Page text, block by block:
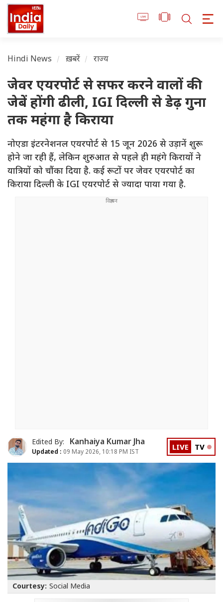
Hindi News ख़बरें राज्य
जेवर एयरपोर्ट से सफर करने वालों की
जेबें होंगी ढीली, IGI दिल्ली से डेढ़ गुना
तक महंगा है किराया
नोएडा इंटरनेशनल एयरपोर्ट से 15 जून 2026 से उड़ानें शुरू
होने जा रही हैं, लेकिन शुरुआत से पहले ही महंगे किरायों ने
यात्रियों को चौंका दिया है. कई रूटों पर जेवर एयरपोर्ट का
किराया दिल्ली के IGI एयरपोर्ट से ज्यादा पाया गया है.
Edited By: Kanhaiya Kumar Jha
Updated : 09 May 2026, 10:18 PM IST LIVE TV
Courtesy: Social Media